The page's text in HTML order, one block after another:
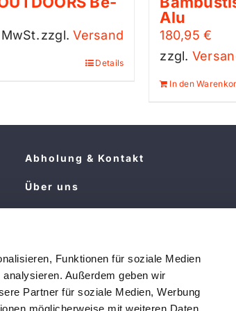
Funktionen für soziale Medien
Außerdem geben wir
Partner für soziale Medien, Werbung
zzgl.Versand
Details
Alu
180,95€
zzgl.
In den
Abholung & Kontakt
Über uns